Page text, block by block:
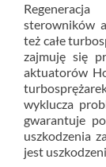
sterowników
też całe
zajmuję się
aktuatorów
wyklucza
gwarantuje
uszkodzenia
jest